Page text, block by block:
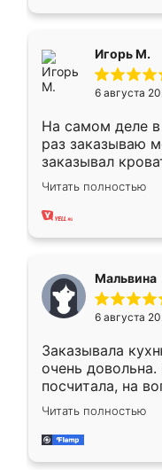
Игорь М.
6 августа
На самом деле
раз заказываю
заказывал
ребёнка при
заказал шкаф-
хорошее сборка
меньше, здесь
Мне нравится
мебели буду
Читать полностью
Мальвина
6 августа
Заказывала
очень
посчитала, на
Замерщик
делу со всей
за день, ребята
Читать полностью